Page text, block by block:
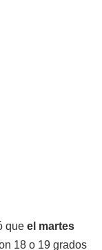
que el martes
18 o 19 grados